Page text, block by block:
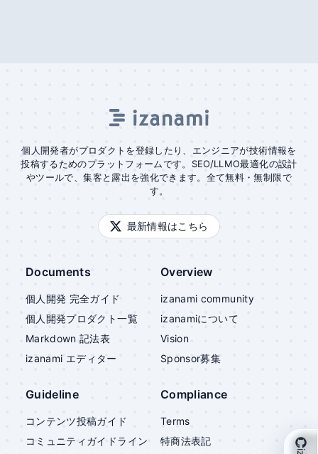
個人開発者がプロダクトを登録したり、エンジニアが技術情報を
投稿するためのプラットフォームです。SEO/LLMO最適化の設計
やツールで、集客と露出を強化できます。全て無料・無制限で
す。
最新情報はこちら
Documents
個人開発 完全ガイド
個人開発プロダクト一覧
Markdown 記法表
izanami エディター
Overview
izanami community
izanamiについて
Vision
Sponsor募集
Guideline
コンテンツ投稿ガイド
コミュニティガイドライン
Compliance
Terms
特商法表記